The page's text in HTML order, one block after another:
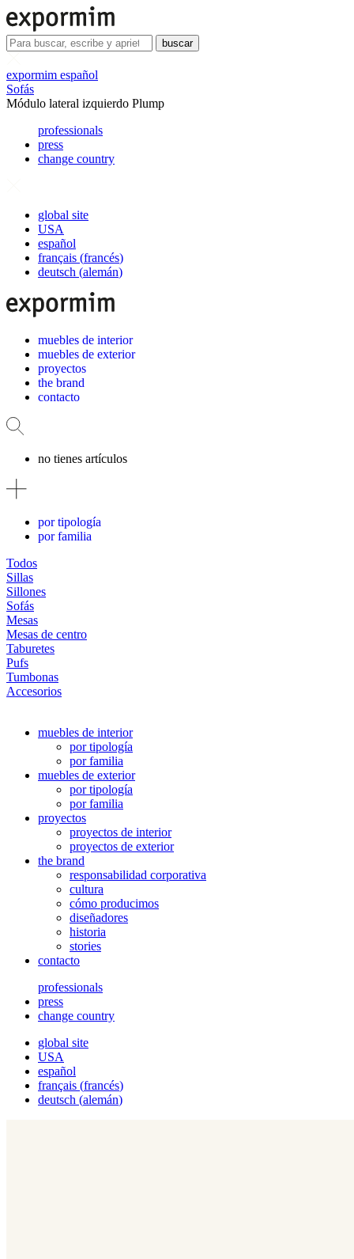
buscar
expormim español
Sofás
Módulo lateral izquierdo Plump
professionals
press
change country
global site
USA
español
français (francés)
deutsch (alemán)
muebles de interior
muebles de exterior
proyectos
the brand
contacto
no tienes artículos
por tipología
por familia
Todos
Sillas
Sillones
Sofás
Mesas
Mesas de centro
Taburetes
Pufs
Tumbonas
Accesorios
muebles de interior
por tipología
por familia
muebles de exterior
por tipología
por familia
proyectos
proyectos de interior
proyectos de exterior
the brand
responsabilidad corporativa
cultura
cómo producimos
diseñadores
historia
stories
contacto
professionals
press
change country
global site
USA
español
français (francés)
deutsch (alemán)